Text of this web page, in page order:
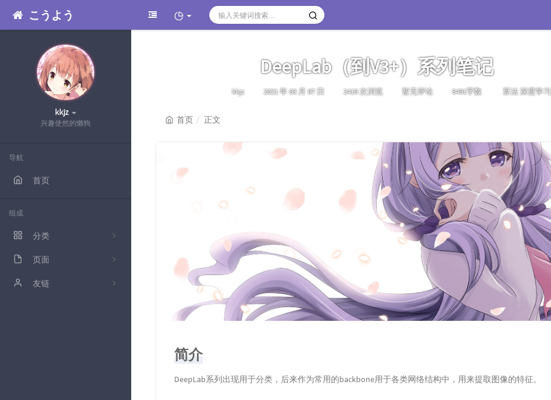
こうよう
kkjz
兴趣使然的懒狗
导航
首页
组成
分类
算法
10
页面
关于我
友链
DeepLab（到V3+）系列笔记
博
kkjz
发
2021 年 03 月 07 日 2419 次浏览 暂无评论 5491字数
分
算法 深度学习
首页 正文
简介
DeepLab系列出现用于分类，后来作为常用的backbone用于各类网络结构中，用来提取图像的特征。